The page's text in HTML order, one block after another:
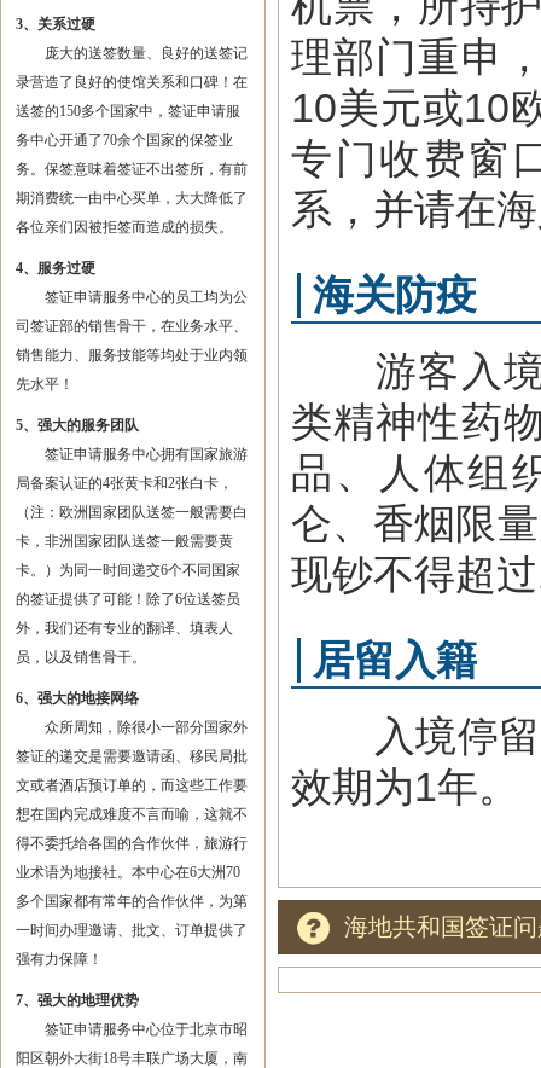
3、关系过硬
庞大的送签数量、良好的送签记
录营造了良好的使馆关系和口碑！在
送签的150多个国家中，签证申请服
务中心开通了70余个国家的保签业
务。保签意味着签证不出签所，有前
期消费统一由中心买单，大大降低了
各位亲们因被拒签而造成的损失。
4、服务过硬
签证申请服务中心的员工均为公
司签证部的销售骨干，在业务水平、
销售能力、服务技能等均处于业内领
先水平！
5、强大的服务团队
签证申请服务中心拥有国家旅游
局备案认证的4张黄卡和2张白卡，
（注：欧洲国家团队送签一般需要白
卡，非洲国家团队送签一般需要黄
卡。）为同一时间递交6个不同国家
的签证提供了可能！除了6位送签员
外，我们还有专业的翻译、填表人
员，以及销售骨干。
6、强大的地接网络
众所周知，除很小一部分国家外
签证的递交是需要邀请函、移民局批
文或者酒店预订单的，而这些工作要
想在国内完成难度不言而喻，这就不
得不委托给各国的合作伙伴，旅游行
业术语为地接社。本中心在6大洲70
多个国家都有常年的合作伙伴，为第
一时间办理邀请、批文、订单提供了
强有力保障！
7、强大的地理优势
签证申请服务中心位于北京市昭
阳区朝外大街18号丰联广场大厦，南
理部门重申
10美元或10
专门收费窗
系，并请在
海关防疫
游客入境
类精神性药
品、人体组
仑、香烟限
现钞不得超
居留入籍
入境停留3
效期为1年。
海地共和国签证